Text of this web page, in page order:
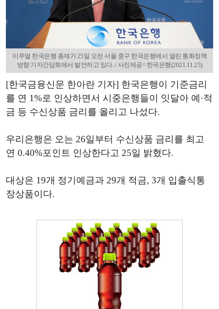
이주열 한국은행 총재가 25일 오전 서울 중구 한국은행에서 열린 통화정책
방향 기자간담회에서 발언하고 있다. / 사진제공= 한국은행(2021.11.25)
[한국금융신문 한아란 기자] 한국은행이
기준금리
를 연 1%로 인상하면서 시중은행들이 잇달아 예 ·적
금 등 수신상품 금리를 올리고 나섰다.
우리은행은 오는 26일부터 수신상품 금리를 최고
연 0.40%포인트 인상한다고 25일 밝혔다.
대상은 19개 정기예금과 29개 적금, 3개 입출식통
장상품이다.